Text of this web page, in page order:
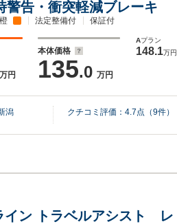
告・衝突軽減ブレーキ
橙 法定整備付 保証付
万円
本体価格
135.0 万円
Aプラン
148.1万円
潟 クチコミ評価： 4.7点（9件）
イン トラベルアシスト レ